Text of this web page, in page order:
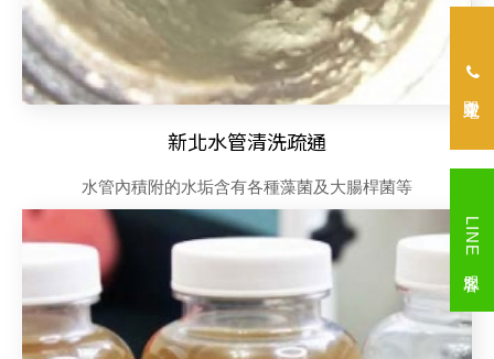
新北水管清洗疏通
水管內積附的水垢含有各種藻菌及大腸桿菌等
LINE 客服